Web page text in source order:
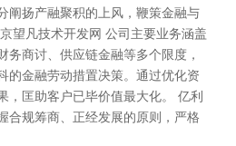
阐扬产融聚积的上风，鞭策金融与
望凡技术开发网 公司主要业务涵盖
务商讨、供应链金融等多个限度，
的金融劳动措置决策。通过优化资
，匡助客户已毕价值最大化。 亿利
合规筹商、正经发展的原则，严格